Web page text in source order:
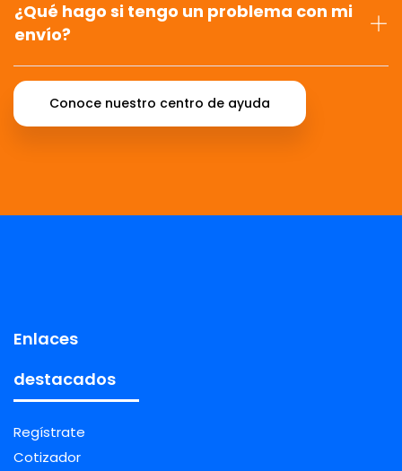
¿Qué hago si tengo un problema con mi
envío?
Conoce nuestro centro de ayuda
Enlaces
destacados
Regístrate
Cotizador